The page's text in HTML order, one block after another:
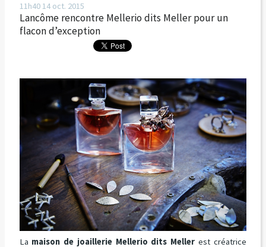
11h4014 oct. 2015
Lancôme rencontre Mellerio dits Meller pour un
flacon d’exception
La maison de joaillerie Mellerio dits Meller est créatrice